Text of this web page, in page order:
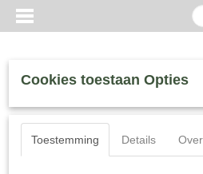
Inloggen Registreren
Cookies toestaan Opties
Toestemming Details Over